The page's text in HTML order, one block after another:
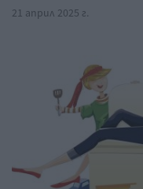
21 април 2025 г.